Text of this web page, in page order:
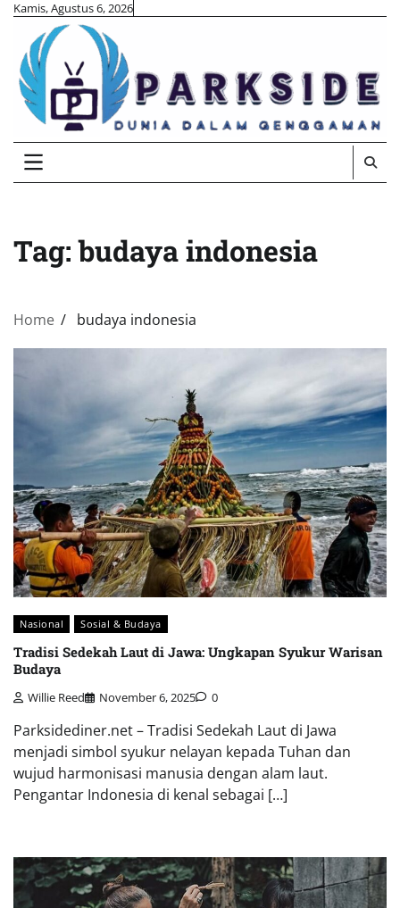
Skip
content
Kamis, Agustus 6, 2026
Tag:budaya indonesia
Home budaya indonesia
Nasional Sosial & Budaya
Tradisi Sedekah Laut di Jawa: Ungkapan Syukur Warisan
Budaya
Willie Reed November 6, 2025 0
Parksidediner.net – Tradisi Sedekah Laut di Jawa
menjadi simbol syukur nelayan kepada Tuhan dan
wujud harmonisasi manusia dengan alam laut.
Pengantar Indonesia di kenal sebagai […]